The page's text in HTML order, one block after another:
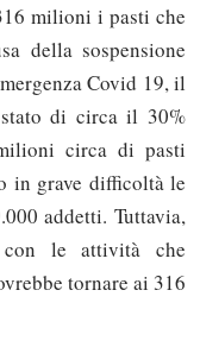
milioni i pasti che
della sospensione
Covid 19, il
di circa il 30%
circa di pasti
in grave difficoltà le
addetti. Tuttavia,
le attività che
tornare ai 316